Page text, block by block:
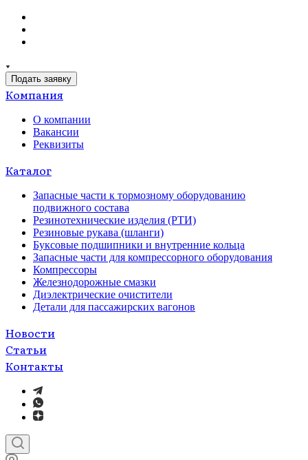
Подать заявку
Компания
О компании
Вакансии
Реквизиты
Каталог
Запасные части к тормозному оборудованию
подвижного состава
Резинотехнические изделия (РТИ)
Резиновые рукава (шланги)
Буксовые подшипники и внутренние кольца
Запасные части для компрессорного оборудования
Компрессоры
Железнодорожные смазки
Диэлектрические очистители
Детали для пассажирских вагонов
Новости
Статьи
Контакты